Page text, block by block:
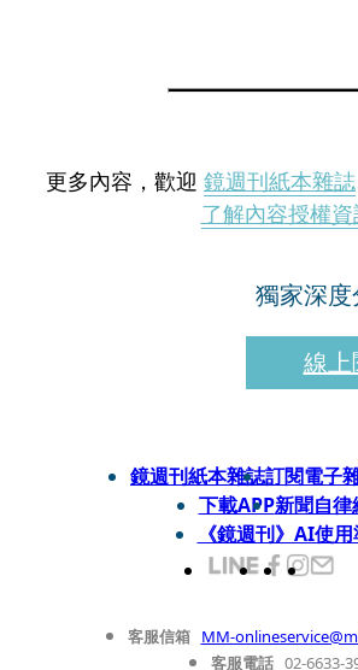
更多內容，歡迎 鏡週刊紙本雜誌
了解內容授權資
獨家深
線
鏡週刊紙本雜誌訂閱電子
下載APP新聞自律
《鏡週刊》AI使
客服信箱 MM-
客服電話 02-6633-